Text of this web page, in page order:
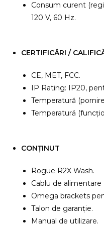
Consum curent
120 V, 60 Hz.
CERTIFICĂRI /
CE, MET, FCC.
IP Rating: IP20,
Temperatură
Temperatură
CONȚINUT
Rogue R2X Wash.
Cablu de
Omega brackets
Talon de garanție.
Manual de utilizare.